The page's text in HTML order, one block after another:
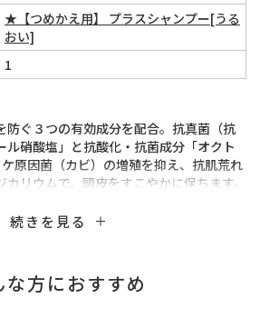
★【つめかえ用】 プラスシャンプー[うる
おい]
1
防ぐ３つの有効成分を配合。抗真菌（抗
ル硝酸塩」と抗酸化・抗菌成分「オクト
原因菌（カビ）の増殖を抑え、抗肌荒れ
リウムで、頭皮をすこやかに保ちます。
セラミド※配合で、頭皮のバリア機能を
しやすい頭皮の方に
続きを見る
な方におすすめ